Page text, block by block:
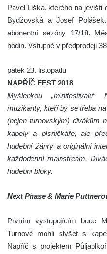
Pavel Liška, kterého na jevišti
Bydžovská a Josef
abonentní sezóny 17/18.
hodin. Vstupné v předprodeji
pátek 23. listopadu
NAPŘÍČ FEST 2018
Myšlenkou
muzikanty, kteří by se třeba
(nejen turnovským) divákům
kapely a písničkáře, ale
hudební žánry a originální
každodenní mainstream.
hudební bloky.
Next Phase & Marie
Prvním vystupujícím bude
Turnově mohli slyšet s
Napříč s projektem